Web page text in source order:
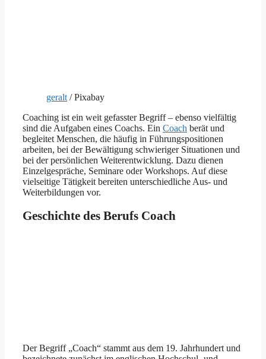
geralt / Pixabay
Coaching ist ein weit gefasster Begriff – ebenso vielfältig
sind die Aufgaben eines Coachs. Ein Coach berät und
begleitet Menschen, die häufig in Führungspositionen
arbeiten, bei der Bewältigung schwieriger Situationen und
bei der persönlichen Weiterentwicklung. Dazu dienen
Einzelgespräche, Seminare oder Workshops. Auf diese
vielseitige Tätigkeit bereiten unterschiedliche Aus- und
Weiterbildungen vor.
Geschichte des Berufs Coach
Der Begriff „Coach“ stammt aus dem 19. Jahrhundert und